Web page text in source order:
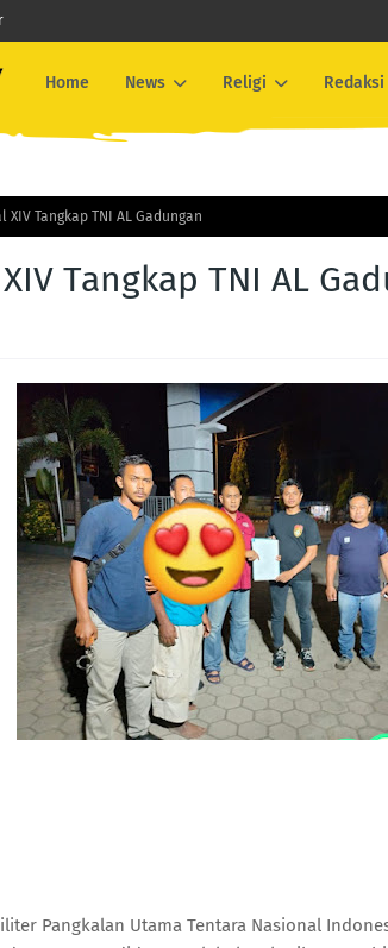
Home News Religi Redaksi
XIV Tangkap TNI AL Gadungan
Tangkap TNI AL
Pangkalan Utama Tentara Nasional